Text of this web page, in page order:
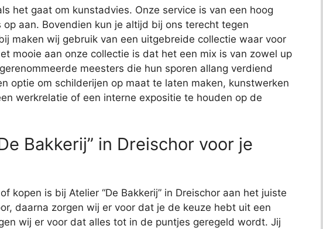
het gaat om kunstadvies. Onze service is van een hoog
aan. Bovendien kun je altijd bij ons terecht tegen
maken wij gebruik van een uitgebreide collectie waar voor
mooie aan onze collectie is dat het een mix is van zowel up
meesters die hun sporen allang verdiend
optie om schilderijen op maat te laten maken, kunstwerken
werkrelatie of een interne expositie te houden op de
Bakkerij” in Dreischor voor je
kopen is bij Atelier “De Bakkerij” in Dreischor aan het juiste
daarna zorgen wij er voor dat je de keuze hebt uit een
wij er voor dat alles tot in de puntjes geregeld wordt. Jij